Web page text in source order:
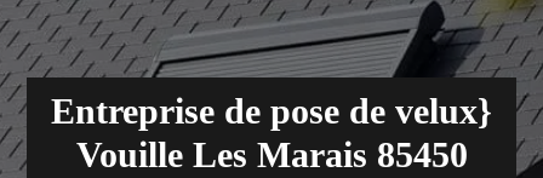
Entreprise de pose de velux}
Vouille Les Marais 85450